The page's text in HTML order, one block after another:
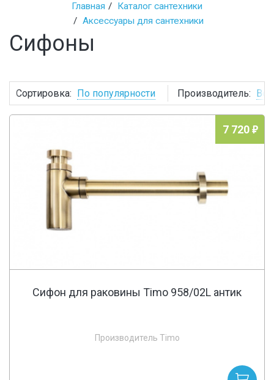
Главная
Каталог сантехники
Аксессуары для сантехники
Сифоны
Сортировка: По популярности Производитель: Все
7 720
Сифон для раковины Timo 958/02L антик
Производитель Timo